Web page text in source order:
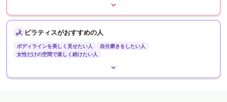
ピラティスがおすすめの人
ボディラインを美しく見せたい人
自分磨きをしたい人
女性だけの空間で楽しく続けたい人